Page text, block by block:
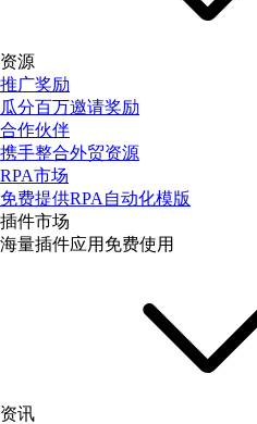
资源
推广奖励
瓜分百万邀请奖励
合作伙伴
携手整合外贸资源
RPA市场
免费提供RPA自动化模版
插件市场
海量插件应用免费使用
资讯